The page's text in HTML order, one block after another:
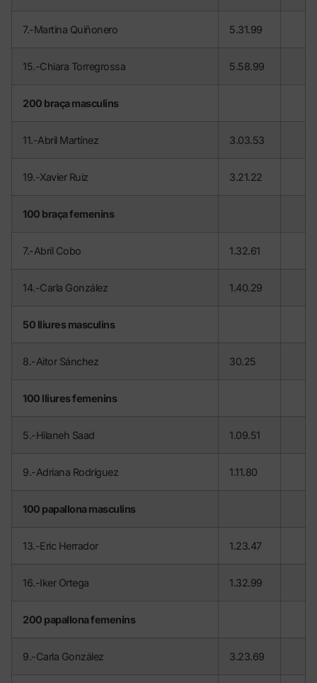
7.-Martina Quiñonero 5.31.99
15.-Chiara Torregrossa 5.58.99
200 braça masculins
11.-Abril Martínez 3.03.53
19.-Xavier Ruiz 3.21.22
100 braça femenins
7.-Abril Cobo 1.32.61
14.-Carla González 1.40.29
50 lliures masculins
8.-Aitor Sánchez 30.25
100 lliures femenins
5.-Hilaneh Saad 1.09.51
9.-Adriana Rodríguez 1.11.80
100 papallona masculins
13.-Eric Herrador 1.23.47
16.-Iker Ortega 1.32.99
200 papallona femenins
9.-Carla González 3.23.69